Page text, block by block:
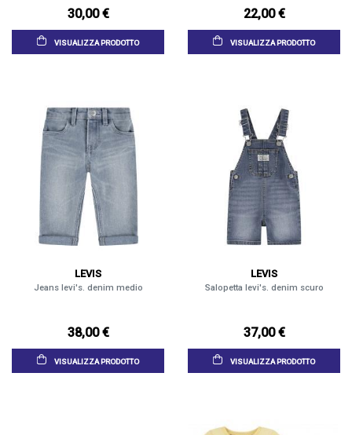
30,00 €
VISUALIZZA PRODOTTO
22,00 €
VISUALIZZA PRODOTTO
LEVIS
Jeans levi's. denim medio
38,00 €
VISUALIZZA PRODOTTO
LEVIS
Salopetta levi's. denim scuro
37,00 €
VISUALIZZA PRODOTTO